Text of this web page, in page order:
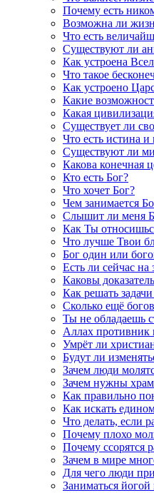
Почему есть
Возможна ли
Что есть
Существуют ли
Как устроена
Что такое
Как устроено
Какие
Какая
Существует ли
Что есть истина и
Существуют ли
Какова конечная
Кто есть Бог?
Что хочет Бог?
Чем занимается
Слышит ли меня
Как Ты
Что лучше Твои
Бог один или
Есть ли сейчас на
Каковы
Как решать
Сколько ещё
Ты не обладаешь
Аллах противник
Умрёт ли
Будут ли
Зачем люди
Зачем нужны
Как правильно
Как искать
Что делать, если
Почему плохо
Почему ссорятся
Зачем в мире
Для чего люди
Заниматься йогой